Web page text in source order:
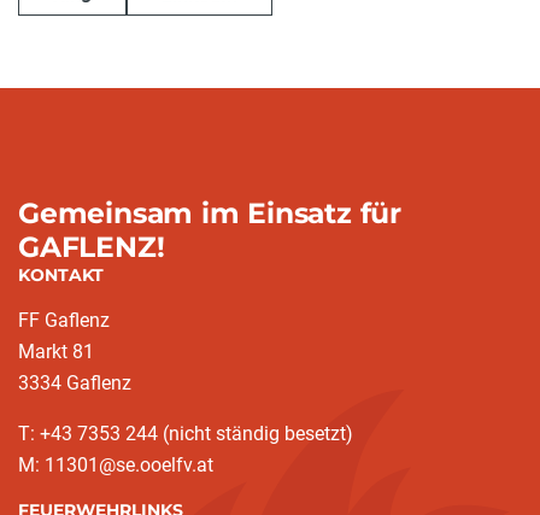
Gemeinsam im Einsatz für
GAFLENZ!
KONTAKT
FF Gaflenz
Markt 81
3334 Gaflenz
T: +43 7353 244 (nicht ständig besetzt)
M: 11301@se.ooelfv.at
FEUERWEHRLINKS